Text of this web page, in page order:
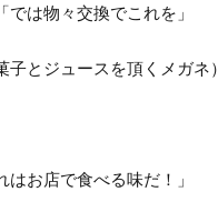
では物々交換でこれを」
子とジュースを頂くメガネ）
はお店で食べる味だ！」